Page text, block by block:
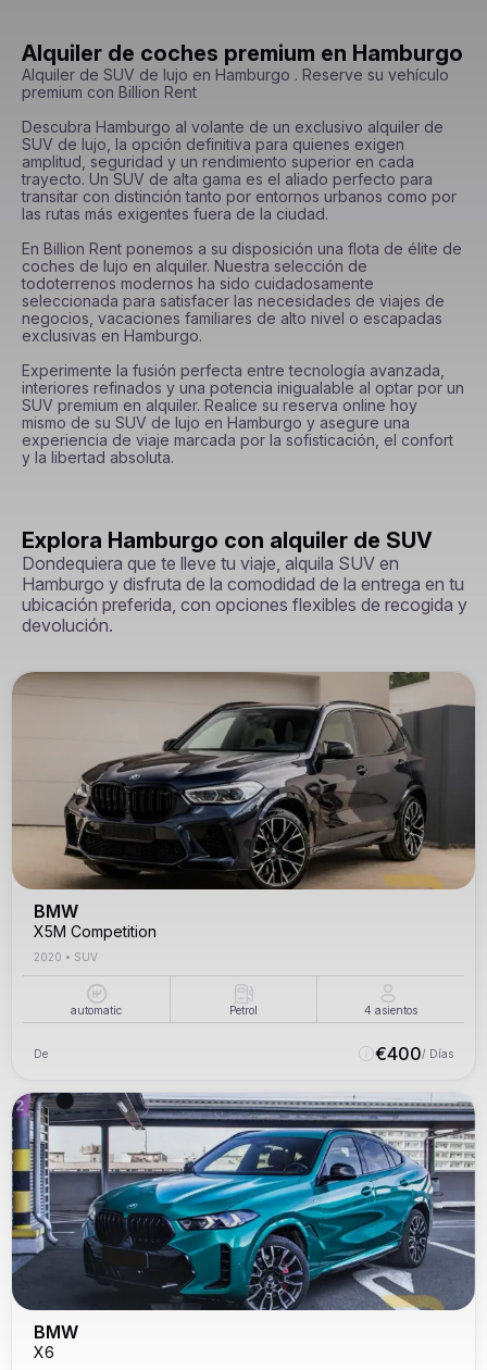
Alquiler de coches premium en Hamburgo
Alquiler de SUV de lujo en Hamburgo . Reserve su vehículo
premium con Billion Rent
Descubra Hamburgo al volante de un exclusivo alquiler de
SUV de lujo, la opción definitiva para quienes exigen
amplitud, seguridad y un rendimiento superior en cada
trayecto. Un SUV de alta gama es el aliado perfecto para
transitar con distinción tanto por entornos urbanos como por
las rutas más exigentes fuera de la ciudad.
En Billion Rent ponemos a su disposición una flota de élite de
coches de lujo en alquiler. Nuestra selección de
todoterrenos modernos ha sido cuidadosamente
seleccionada para satisfacer las necesidades de viajes de
negocios, vacaciones familiares de alto nivel o escapadas
exclusivas en Hamburgo.
Experimente la fusión perfecta entre tecnología avanzada,
interiores refinados y una potencia inigualable al optar por un
SUV premium en alquiler. Realice su reserva online hoy
mismo de su SUV de lujo en Hamburgo y asegure una
experiencia de viaje marcada por la sofisticación, el confort
y la libertad absoluta.
Explora Hamburgo con alquiler de SUV
Dondequiera que te lleve tu viaje, alquila SUV en
Hamburgo y disfruta de la comodidad de la entrega en tu
ubicación preferida, con opciones flexibles de recogida y
devolución.
BMW
X5M Competition
2020 • SUV
automatic Petrol 4 asientos
De €400/ Días
BMW
X6